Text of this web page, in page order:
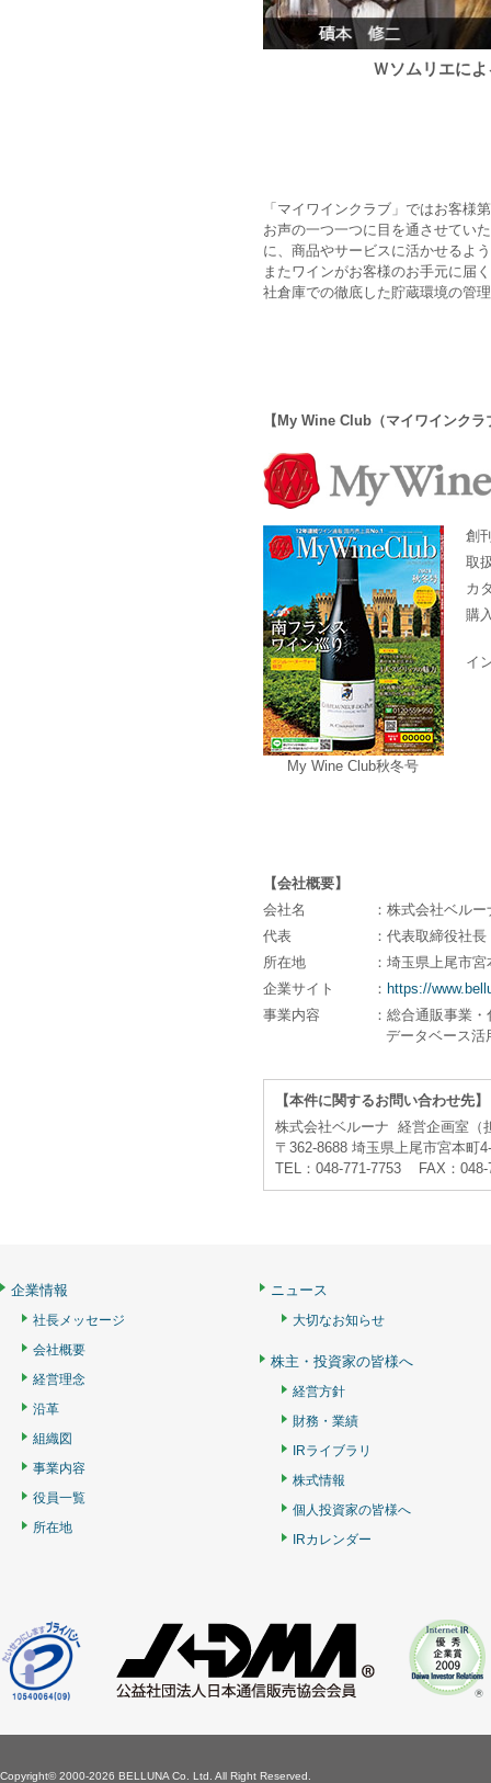
Ｗソムリエに
「マイワインクラブ」ではお客様
お声の一つ一つに目を通させてい
に、商品やサービスに活かせるよ
またワインがお客様のお手元に届
社倉庫での徹底した貯蔵環境の管
【My Wine Club（マイワインク
My Wine Club秋冬号
創
取
カ
購
イ
【会社概要】
会社名
：株式会社ベルー
代表
：代表取締役社
所在地
：埼玉県上尾市
企業サイト
： https://
事業内容
：総合通販事業
データベース活
【本件に関するお問い合わせ先】
株式会社ベルーナ 経営企画室（
〒362-8688 埼玉県上尾市宮本町
TEL：048-771-7753 FAX：
企業情報
社長メッセージ
会社概要
経営理念
沿革
組織図
事業内容
役員一覧
所在地
ニュース
大切なお知らせ
株主・投資家の皆様へ
経営方針
財務・業績
IRライブラリ
株式情報
個人投資家の皆様へ
IRカレンダー
Copyright©2000-2026 BELLUNA Co. Ltd. All Right Reserved.